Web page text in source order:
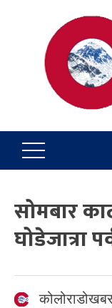
सोमबार
घोडेजात्रा